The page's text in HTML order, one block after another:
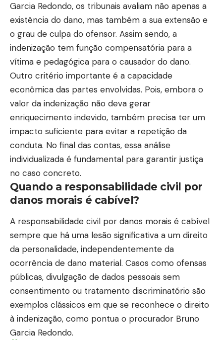
Garcia Redondo, os tribunais avaliam não apenas a
existência do dano, mas também a sua extensão e
o grau de culpa do ofensor. Assim sendo, a
indenização tem função compensatória para a
vítima e pedagógica para o causador do dano.
Outro critério importante é a capacidade
econômica das partes envolvidas. Pois, embora o
valor da indenização não deva gerar
enriquecimento indevido, também precisa ter um
impacto suficiente para evitar a repetição da
conduta. No final das contas, essa análise
individualizada é fundamental para garantir justiça
no caso concreto.
Quando a responsabilidade civil por
danos morais é cabível?
A responsabilidade civil por danos morais é cabível
sempre que há uma lesão significativa a um direito
da personalidade, independentemente da
ocorrência de dano material. Casos como ofensas
públicas, divulgação de dados pessoais sem
consentimento ou tratamento discriminatório são
exemplos clássicos em que se reconhece o direito
à indenização, como pontua o procurador Bruno
Garcia Redondo.